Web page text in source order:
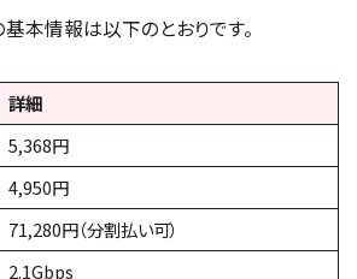
基本情報は以下のとおりです。
詳細
5,368円
4,950円
71,280円（分割払い可）
2.1Gbps